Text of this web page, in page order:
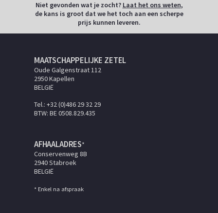
Niet gevonden wat je zocht? Laat het ons weten,
de kans is groot dat we het toch aan een scherpe
prijs kunnen leveren.
MAATSCHAPPELIJKE ZETEL
Oude Galgenstraat 112
2950 Kapellen
BELGIË
Tel.: +32 (0)486 29 32 29
BTW: BE 0508.829.435
AFHAALADRES*
Conservenweg 8B
2940 Stabroek
BELGIË
* Enkel na afspraak